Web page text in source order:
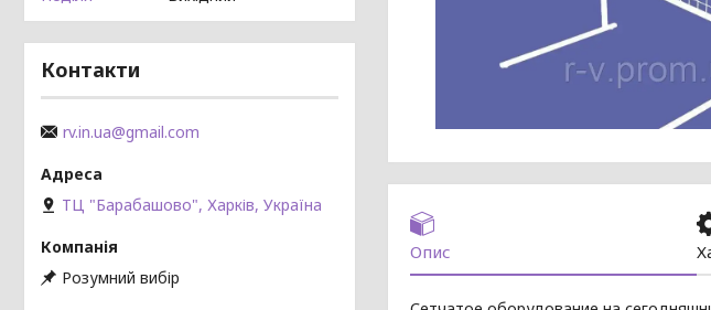
Опис
Контакти
rv.in.ua@gmail.com
ТЦ "Барабашово", Харків, Україна
Розумний вибір